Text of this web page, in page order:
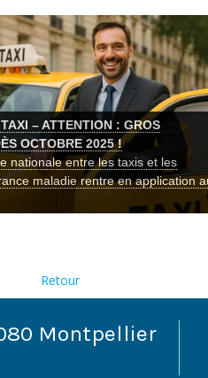
n'est pas sans risque !
n'est pas sans risque !
Retour
Montpellier